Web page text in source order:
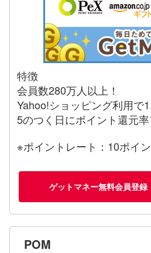
特徴
会員数280万人以上！
Yahoo!ショッピング利用で
5のつく日にポイント還元率
※ポイントレート：10ポイ
ゲットマネー無料会員登録
POM